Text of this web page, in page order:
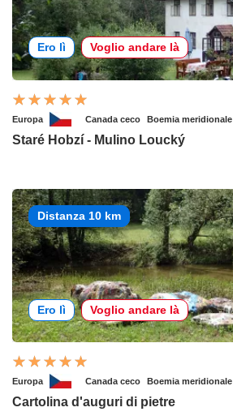
Ero lì Voglio andare là
Europa Canada ceco Boemia meridionale
Staré Hobzí - Mulino Loucký
Distanza 10 km
Ero lì Voglio andare là
Europa Canada ceco Boemia meridionale
Cartolina d'auguri di pietre